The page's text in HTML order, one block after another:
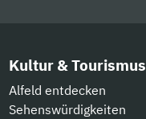
Kultur & Tourismus
Alfeld entdecken
Sehenswürdigkeiten